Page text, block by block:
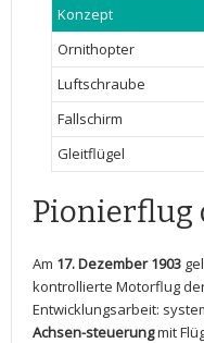
Konzept
Ornithopter
Luftschraube
Fallschirm
Gleitflügel
Pionierflug
Am 17. Dezember 1903
kontrollierte Motorflug
Entwicklungsarbeit:
Achsen-steuerungmit